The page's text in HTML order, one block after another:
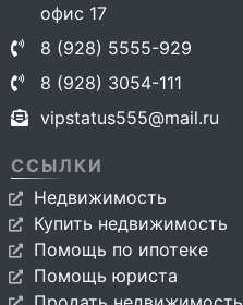
офис 17
8 (928) 5555-929
8 (928) 3054-111
vipstatus555@mail.ru
ССЫЛКИ
Недвижимость
Купить недвижимость
Помощь по ипотеке
Помощь юриста